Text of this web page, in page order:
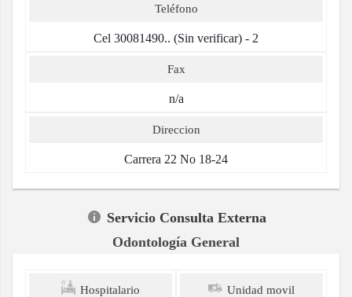
Teléfono
Cel 30081490.. (Sin verificar) - 2
Fax
n/a
Direccion
Carrera 22 No 18-24
Servicio Consulta Externa
Odontología General
Hospitalario
Unidad movil